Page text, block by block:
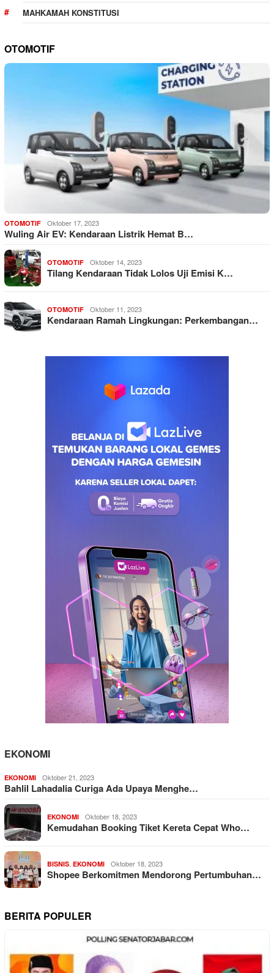
MAHKAMAH KONSTITUSI
OTOMOTIF
OTOMOTIF Oktober 17, 2023
Wuling Air EV: Kendaraan Listrik Hemat B…
OTOMOTIF Oktober 14, 2023
Tilang Kendaraan Tidak Lolos Uji Emisi K…
OTOMOTIF Oktober 11, 2023
Kendaraan Ramah Lingkungan: Perkembangan…
EKONOMI
EKONOMI Oktober 21, 2023
Bahlil Lahadalia Curiga Ada Upaya Menghe…
EKONOMI Oktober 18, 2023
Kemudahan Booking Tiket Kereta Cepat Who…
BISNIS EKONOMI Oktober 18, 2023
Shopee Berkomitmen Mendorong Pertumbuhan…
BERITA POPULER